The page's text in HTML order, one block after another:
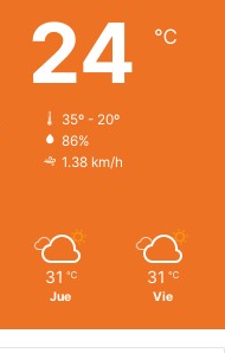
24 ℃
35º - 20º
86%
1.38 km/h
31 ℃
Jue
31 ℃
Vie